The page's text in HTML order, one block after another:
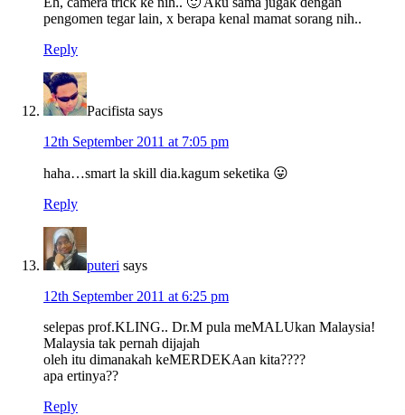
pengomen tegar lain, x berapa kenal mamat sorang nih..
Reply
Pacifista says
12th September 2011 at 7:05 pm
haha…smart la skill dia.kagum seketika 😛
Reply
puteri says
12th September 2011 at 6:25 pm
selepas prof.KLING.. Dr.M pula meMALUkan Malaysia!
Malaysia tak pernah dijajah
oleh itu dimanakah keMERDEKAan kita????
apa ertinya??
Reply